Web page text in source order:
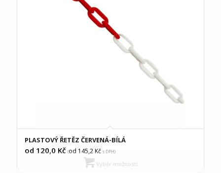
PLASTOVÝ ŘETĚZ ČERVENÁ-BÍLÁ
od 120,0 Kč (od 145,2Kčs DPH)
Výběr možností